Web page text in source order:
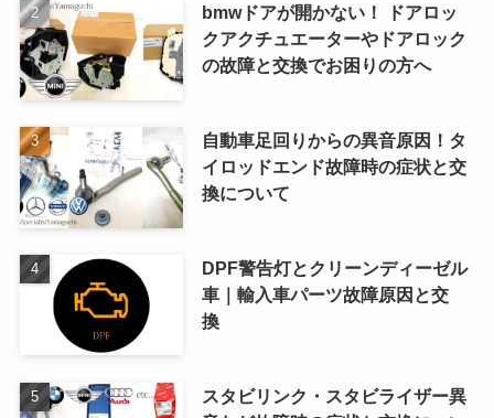
bmwドアが開かない！ ドアロッ
クアクチュエーターやドアロック
の故障と交換でお困りの方へ
自動車足回りからの異音原因！タ
イロッドエンド故障時の症状と交
換について
DPF警告灯とクリーンディーゼル
車｜輸入車パーツ故障原因と交
換
スタビリンク・スタビライザー異